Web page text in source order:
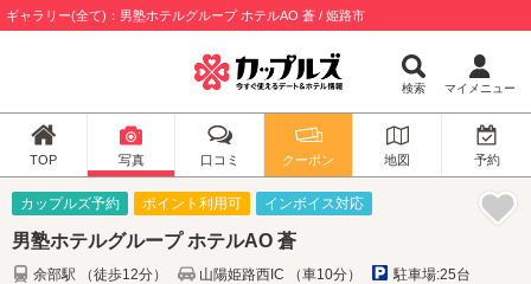
ギャラリー(全て)：男塾ホテルグループ ホテルAO 蒼 / 姫路市
検索 マイメニュー
TOP 写真 口コミ クーポン 地図 予約
カップルズ予約 ポイント利用可 インボイス対応
男塾ホテルグループ ホテルAO 蒼
余部駅 （徒歩12分） 山陽姫路西IC （車10分） 駐車場:25台